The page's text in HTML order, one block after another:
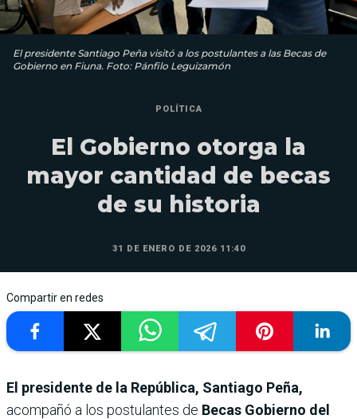
El presidente Santiago Peña visitó a los postulantes a las Becas de
Gobierno en Fiuna. Foto: Pánfilo Leguizamón
POLÍTICA
El Gobierno otorga la
mayor cantidad de becas
de su historia
31 DE ENERO DE 2026 11:40
Compartir en redes
El presidente de la República, Santiago Peña,
acompañó a los postulantes de Becas Gobierno del